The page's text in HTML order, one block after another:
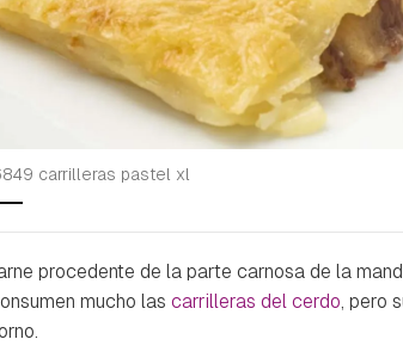
carrilleras pastel xl
procedente de la parte carnosa de la
mucho las carrilleras del cerdo, pero